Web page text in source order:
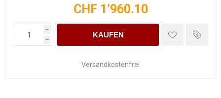
CHF 1’960.10
i
h
KAUFEN
Versandkostenfrei